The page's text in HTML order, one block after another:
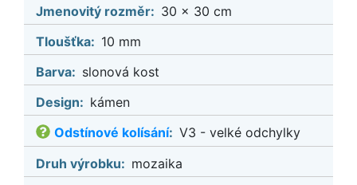
Jmenovitý rozměr: 30 x 30 cm
Tloušťka: 10 mm
Barva: slonová kost
Design: kámen
Odstínové kolísání: V3 - velké odchylky
Druh výrobku: mozaika